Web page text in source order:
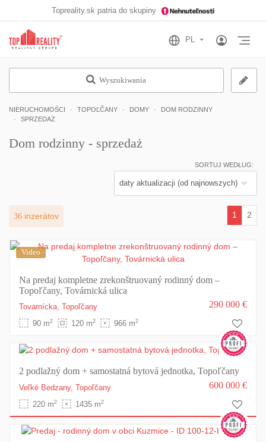
Topreality.sk patria do skupiny
Wyszukiwania
NIERUCHOMOŚCI TOPOĽČANY DOMY
DOM RODZINNY
SPRZEDAZ
Dom rodzinny - sprzedaż
SORTUJ WEDŁUG:
36 inzerátov
1
2
Video
Na predaj kompletne zrekonštruovaný rodinný dom –
Topoľčany, Továrnická ulica
Tovarnícka, Topoľčany
90 m2 120 m2 966 m2
290 000 €
2 podlažný dom + samostatná bytová jednotka, Topoľčany
Veľké Bedzany, Topoľčany
220 m2 1435 m2
600 000 €